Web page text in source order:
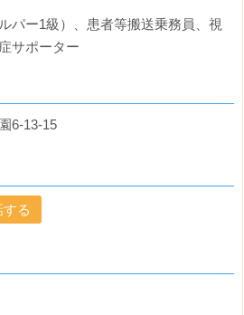
パー1級）、患者等搬送乗務員、視
サポーター
6-13-15
する